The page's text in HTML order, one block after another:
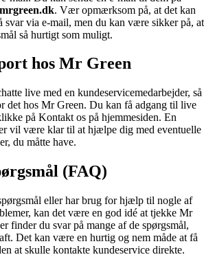
. Vær opmærksom på, at det kan
svar via e-mail, men du kan være sikker på, at
så hurtigt som muligt.
hos Mr Green
live med en kundeservicemedarbejder, så
det hos Mr Green. Du kan få adgang til live
på Kontakt os på hjemmesiden. En
vil være klar til at hjælpe dig med eventuelle
du måtte have.
(FAQ)
eller har brug for hjælp til nogle af
kan det være en god idé at tjekke Mr
finder du svar på mange af de spørgsmål,
Det kan være en hurtig og nem måde at få
at skulle kontakte kundeservice direkte.